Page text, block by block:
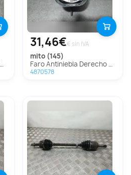
31,46€€ sin IVA
mito (145)
Faro Antiniebla Derecho Para Alfa Romeo Mito
4870578